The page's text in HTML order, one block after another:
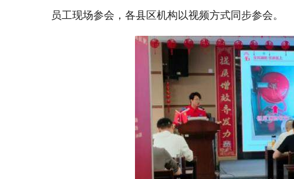
员工现场参会，各县区机构以视频方式同步参会。